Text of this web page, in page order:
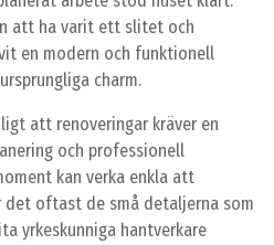
att ha varit ett slitet och
en modern och funktionell
charm.
att renoveringar kräver en
och professionell
kan verka enkla att
det oftast de små detaljerna som
yrkeskunniga hantverkare